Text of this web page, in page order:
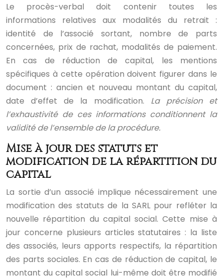
Le procès-verbal doit contenir toutes les
informations relatives aux modalités du retrait :
identité de l’associé sortant, nombre de parts
concernées, prix de rachat, modalités de paiement.
En cas de réduction de capital, les mentions
spécifiques à cette opération doivent figurer dans le
document : ancien et nouveau montant du capital,
date d’effet de la modification. La précision et
l’exhaustivité de ces informations conditionnent la
validité de l’ensemble de la procédure.
Mise à jour des statuts et
modification de la répartition du
capital
La sortie d’un associé implique nécessairement une
modification des statuts de la SARL pour refléter la
nouvelle répartition du capital social. Cette mise à
jour concerne plusieurs articles statutaires : la liste
des associés, leurs apports respectifs, la répartition
des parts sociales. En cas de réduction de capital, le
montant du capital social lui-même doit être modifié